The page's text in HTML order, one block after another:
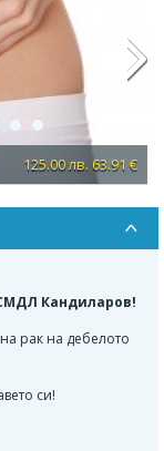
125.00 лв. 63.91 €
Next
Кандиларов!
рак на дебелото
си!